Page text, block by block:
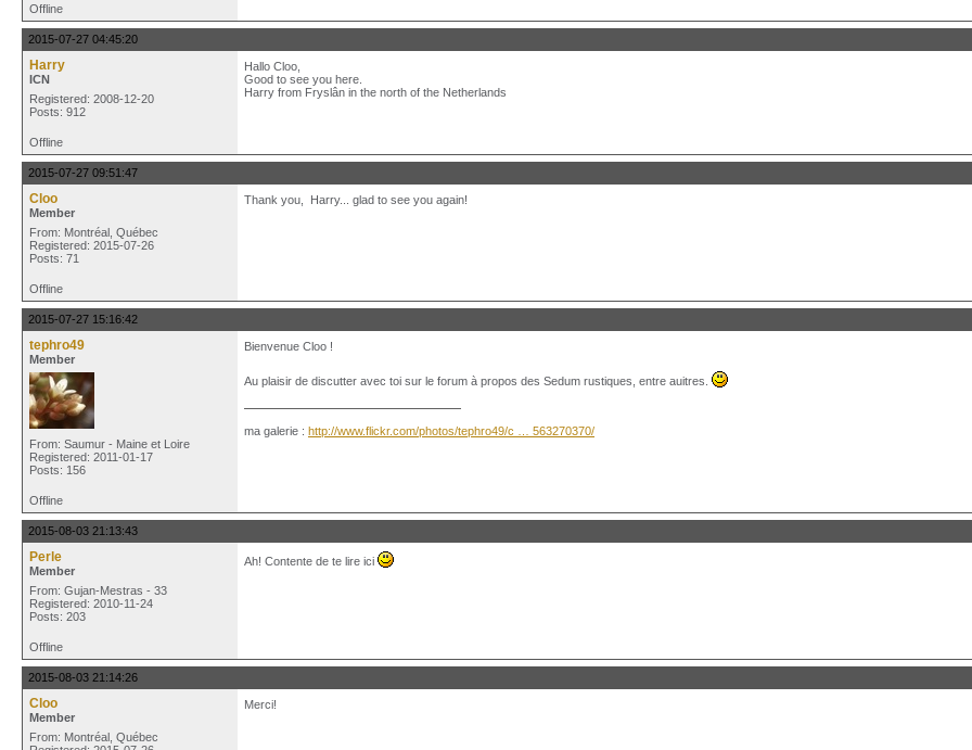
Offline
2015-07-27 04:45:20
Harry
ICN
Registered: 2008-12-20
Posts: 912
Hallo Cloo,
Good to see you here.
Harry from Fryslân in the north of the Netherlands
Offline
2015-07-27 09:51:47
Cloo
Member
From: Montréal, Québec
Registered: 2015-07-26
Posts: 71
Thank you, Harry... glad to see you again!
Offline
2015-07-27 15:16:42
tephro49
Member
From: Saumur - Maine et Loire
Registered: 2011-01-17
Posts: 156
Bienvenue Cloo !
Au plaisir de discutter avec toi sur le forum à propos des Sedum rustiques, entre auitres.
ma galerie : http://www.flickr.com/photos/tephro49/c … 563270370/
Offline
2015-08-03 21:13:43
Perle
Member
From: Gujan-Mestras - 33
Registered: 2010-11-24
Posts: 203
Ah! Contente de te lire ici
Offline
2015-08-03 21:14:26
Cloo
Member
From: Montréal, Québec
Merci!